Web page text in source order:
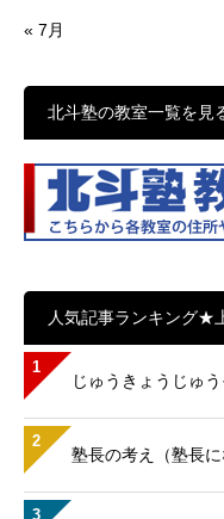
« 7月
北斗塾の教室一覧を見
人気記事ランキング★
1
じゅうきょうじゅ
2
塾長の考え（塾長
3